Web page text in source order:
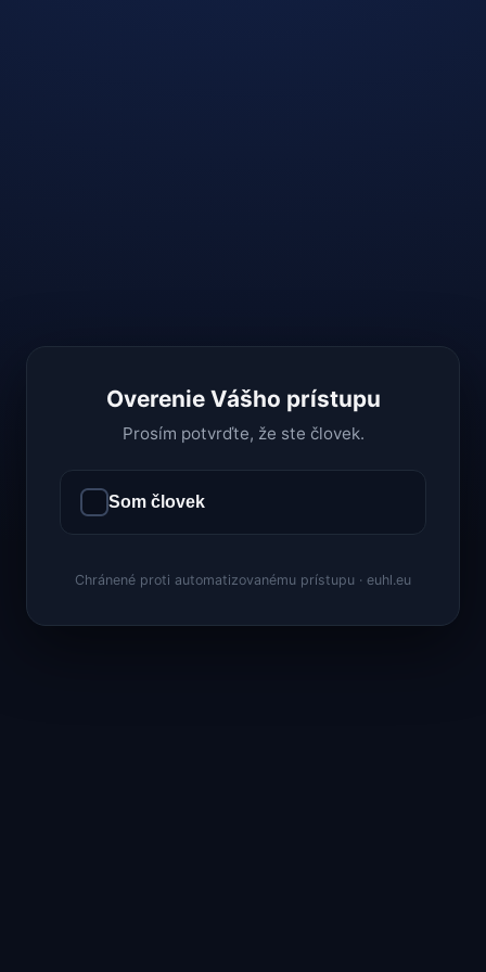
Overenie Vášho prístupu
Prosím potvrďte, že ste človek.
Som človek
Chránené proti automatizovanému prístupu · euhl.eu